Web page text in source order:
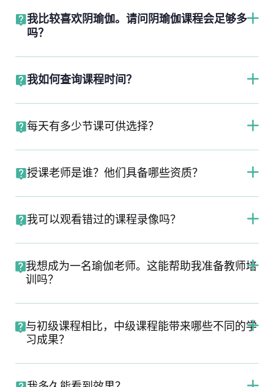
我比较喜欢阴瑜伽。请问阴瑜伽课程会足够多
吗？
我如何查询课程时间？
每天有多少节课可供选择？
授课老师是谁？他们具备哪些资质？
我可以观看错过的课程录像吗？
我想成为一名瑜伽老师。这能帮助我准备教师培
训吗？
与初级课程相比，中级课程能带来哪些不同的学
习成果？